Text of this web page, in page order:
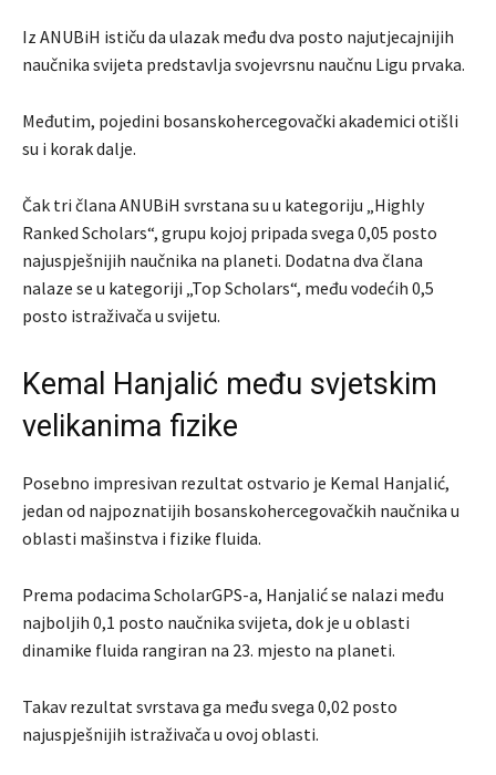
Iz ANUBiH ističu da ulazak među dva posto najutjecajnijih
naučnika svijeta predstavlja svojevrsnu naučnu Ligu prvaka.
Međutim, pojedini bosanskohercegovački akademici otišli
su i korak dalje.
Čak tri člana ANUBiH svrstana su u kategoriju „Highly
Ranked Scholars“, grupu kojoj pripada svega 0,05 posto
najuspješnijih naučnika na planeti. Dodatna dva člana
nalaze se u kategoriji „Top Scholars“, među vodećih 0,5
posto istraživača u svijetu.
Kemal Hanjalić među svjetskim
velikanima fizike
Posebno impresivan rezultat ostvario je Kemal Hanjalić,
jedan od najpoznatijih bosanskohercegovačkih naučnika u
oblasti mašinstva i fizike fluida.
Prema podacima ScholarGPS-a, Hanjalić se nalazi među
najboljih 0,1 posto naučnika svijeta, dok je u oblasti
dinamike fluida rangiran na 23. mjesto na planeti.
Takav rezultat svrstava ga među svega 0,02 posto
najuspješnijih istraživača u ovoj oblasti.